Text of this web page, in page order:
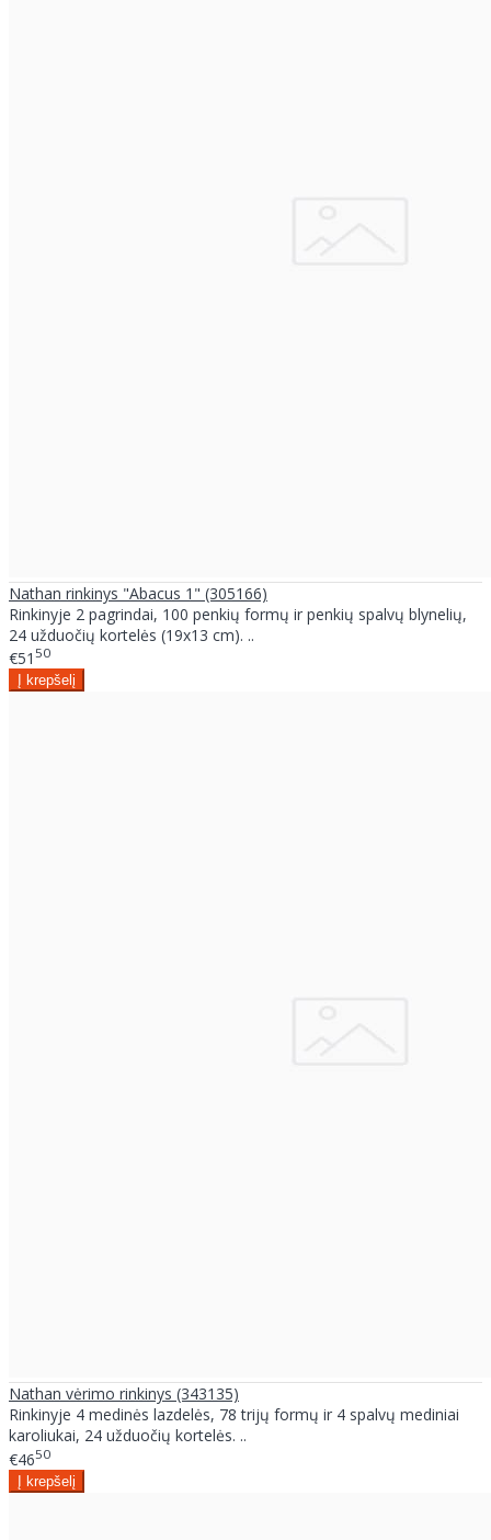
Nathan rinkinys "Abacus 1" (305166)
Rinkinyje 2 pagrindai, 100 penkių formų ir penkių spalvų blynelių,
24 užduočių kortelės (19x13 cm). ..
€51 50
Nathan vėrimo rinkinys (343135)
Rinkinyje 4 medinės lazdelės, 78 trijų formų ir 4 spalvų mediniai
karoliukai, 24 užduočių kortelės. ..
€4650